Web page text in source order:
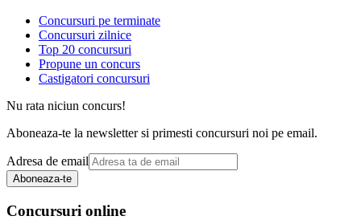
Concursuri pe terminate
Concursuri zilnice
Top 20 concursuri
Propune un concurs
Castigatori concursuri
Nu rata niciun concurs!
Aboneaza-te la newsletter si primesti concursuri noi pe email.
Adresa de email
Aboneaza-te
Concursuri online